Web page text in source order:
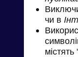
чи в
містять